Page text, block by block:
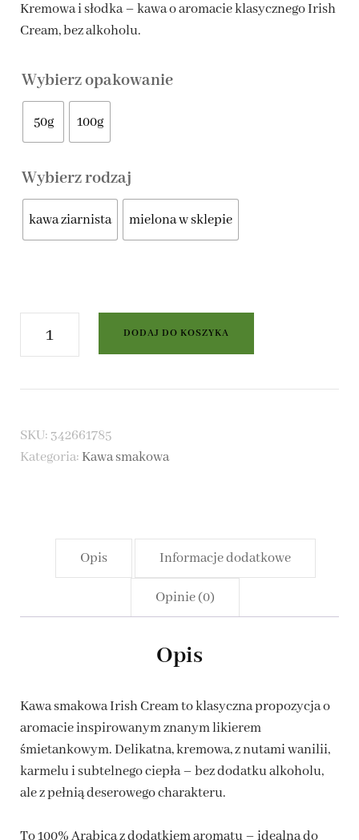
Kremowa i słodka – kawa o aromacie klasycznego Irish
Cream, bez alkoholu.
Wybierz opakowanie
50g 100g
Wybierz rodzaj
kawa ziarnista mielona w sklepie
ilość
Kawa
smakowa
Cream
DODAJ DO KOSZYKA
SKU: 342661785
Kategoria: Kawa smakowa
Opis Informacje dodatkowe
Opinie (0)
Opis
Kawa smakowa Irish Cream to klasyczna propozycja o
aromacie inspirowanym znanym likierem
śmietankowym. Delikatna, kremowa, z nutami wanilii,
karmelu i subtelnego ciepła – bez dodatku alkoholu,
ale z pełnią deserowego charakteru.
To 100% Arabica z dodatkiem aromatu – idealna do